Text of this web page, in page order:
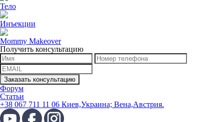
Тело
Инъекции
Mommy Makeover
Получить консультацию
Форум
Статьи
+38 067 711 11 06 Киев,Украина; Вена,Австрия.